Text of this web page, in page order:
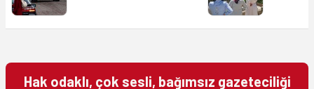
Hak odaklı, çok sesli, bağımsız gazeteciliği